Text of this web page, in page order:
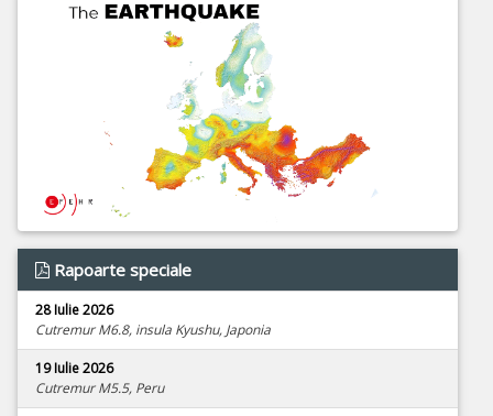
Rapoarte speciale
28 Iulie 2026
Cutremur M6.8, insula Kyushu, Japonia
19 Iulie 2026
Cutremur M5.5, Peru